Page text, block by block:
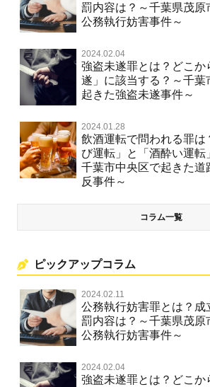
罰内容は？～千葉県茂原
公務執行妨害事件～
2024.02.04
強盗未遂罪とは？どこか
遂」に該当する？～千葉
起きた強盗未遂事件～
2024.01.28
飲酒運転で問われる罪は
び運転」と「酒酔い運転
千葉市中央区で起きた道
反事件～
コラム一覧
ピックアップコラム
2024.02.11
公務執行妨害罪とは？成
罰内容は？～千葉県茂原
公務執行妨害事件～
2024.02.04
強盗未遂罪とは？どこか